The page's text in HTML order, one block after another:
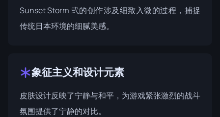
Sunset Storm 弐的创作涉及细致入微的过程，捕捉
传统日本环境的细腻美感。
象征主义和设计元素
皮肤设计反映了宁静与和平，为游戏紧张激烈的战斗
氛围提供了宁静的对比。